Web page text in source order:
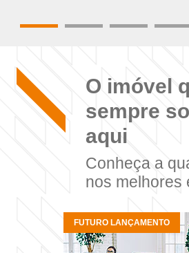
O imóvel
sempre
aqui
Conheça a
nos melhores
FUTURO LANÇAMENTO